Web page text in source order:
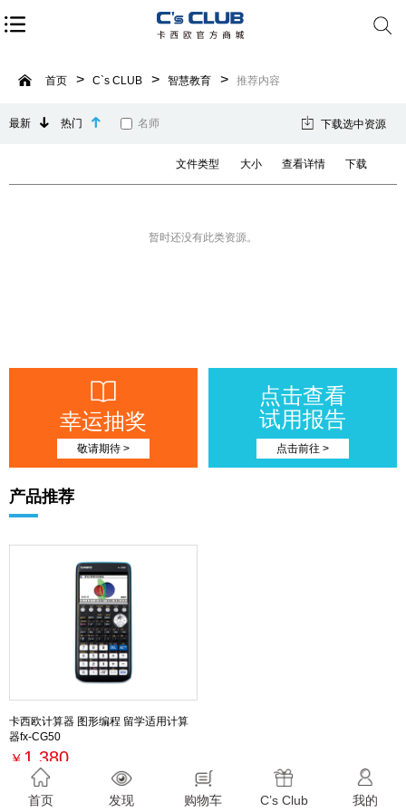
首页 C`s CLUB 智慧教育 推荐内容
最新 热门 名师 下载选中资源
文件类型 大小 查看详情 下载
暂时还没有此类资源。
幸运抽奖
敬请期待 >
点击查看
试用报告
点击前往 >
产品推荐
卡西欧计算器 图形编程 留学适用计算
器fx-CG50
￥ 1,380
最新活动
首页 发现 购物车 C’s Club 我的